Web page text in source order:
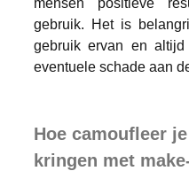
gebruik. Het is
gebruik ervan en
eventuele schade aan
Hoe camoufleer
kringen met